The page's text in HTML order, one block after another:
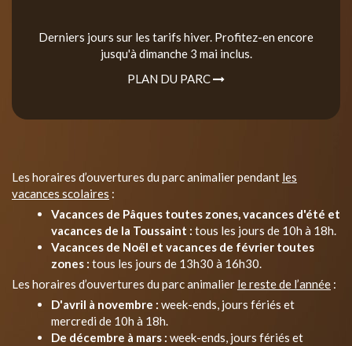
Derniers jours sur les tarifs hiver. Profitez-en encore
jusqu'à dimanche 3 mai inclus.
PLAN DU PARC
Les horaires d’ouvertures du parc animalier pendant les
vacances scolaires :
Vacances de Pâques toutes zones, vacances d'été et
vacances de la Toussaint : tous les jours de 10h à 18h.
Vacances de Noël et vacances de février toutes
zones : tous les jours de 13h30 à 16h30.
Les horaires d’ouvertures du parc animalier le reste de l’année :
D'avril à novembre : week-ends, jours fériés et
mercredi de 10h à 18h.
De décembre à mars : week-ends, jours fériés et